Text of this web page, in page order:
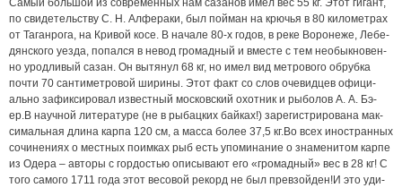
Са­мый боль­шой из со­вре­мен­ных нам са­за­нов имел вес 55 кг. Этот ги­гант,
по сви­де­тель­ст­ву С. Н. Алфе­ра­ки, был пой­ман на крю­чья в 80 ки­ло­мет­рах
от Та­ган­ро­га, на Кри­вой ко­се. В на­ча­ле 80-х го­дов, в ре­ке Во­ро­не­же, Ле­бе­
дян­ско­го уез­да, по­пал­ся в не­вод гро­мад­ный и вмес­те с тем не­обык­но­вен­
но урод­ли­вый са­зан. Oн вы­тя­нул 68 кг, но имел вид мет­ро­во­го об­руб­ка
поч­ти 70 сан­ти­мет­ро­вой ши­ри­ны. Этот факт со слов оче­вид­цев офи­ци­
аль­но за­фик­си­ро­вал из­вест­ный мос­ков­ский охот­ник и ры­бо­лов А. А. Бэ­
ер.В на­уч­ной ли­те­ра­ту­ре (не в ры­бац­ких бай­ках!) за­ре­гис­т­ри­ро­ва­на мак­
си­маль­ная дли­на кар­па 120 см, а мас­са бо­лее 37,5 кг.Во всех ино­стран­ных
со­чи­не­ни­ях о мест­ных по­им­ках рыб есть упо­ми­на­ние о зна­ме­ни­том кар­пе
из Оде­ра – ав­то­ры с гор­дос­тью опи­сы­ва­ют его «гро­мад­ный» вес в 28 кг! С
то­го са­мо­го 1711 го­да этот ве­со­вой ре­корд не был пре­взой­ден!И это уди­